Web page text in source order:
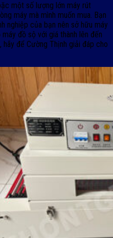
một số lượng lớn máy rút
máy mà mình muốn mua. Bạn
nghiệp của bạn nên sở hữu máy
đồ sộ với giá thành lên đến
hãy để Cường Thịnh giải đáp cho